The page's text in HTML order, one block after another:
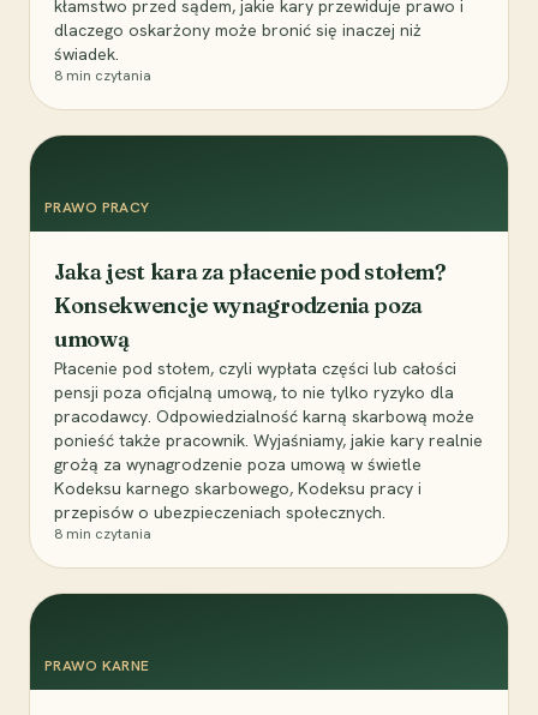
kłamstwo przed sądem, jakie kary przewiduje prawo i
dlaczego oskarżony może bronić się inaczej niż
świadek.
8 min czytania
PRAWO PRACY
Jaka jest kara za płacenie pod stołem?
Konsekwencje wynagrodzenia poza
umową
Płacenie pod stołem, czyli wypłata części lub całości
pensji poza oficjalną umową, to nie tylko ryzyko dla
pracodawcy. Odpowiedzialność karną skarbową może
ponieść także pracownik. Wyjaśniamy, jakie kary realnie
grożą za wynagrodzenie poza umową w świetle
Kodeksu karnego skarbowego, Kodeksu pracy i
przepisów o ubezpieczeniach społecznych.
8 min czytania
PRAWO KARNE